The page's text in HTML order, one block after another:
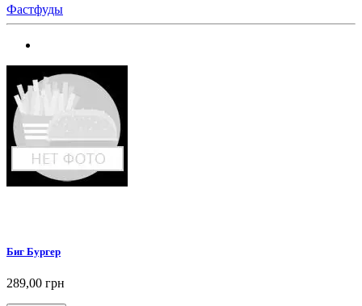
Фастфуды
Биг Бургер
289,00 грн